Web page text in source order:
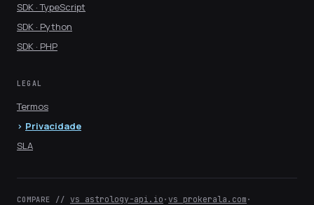
SDK · TypeScript
SDK · Python
SDK · PHP
LEGAL
Termos
Privacidade
SLA
COMPARE // vs astrology-api.io · vs prokerala.com ·